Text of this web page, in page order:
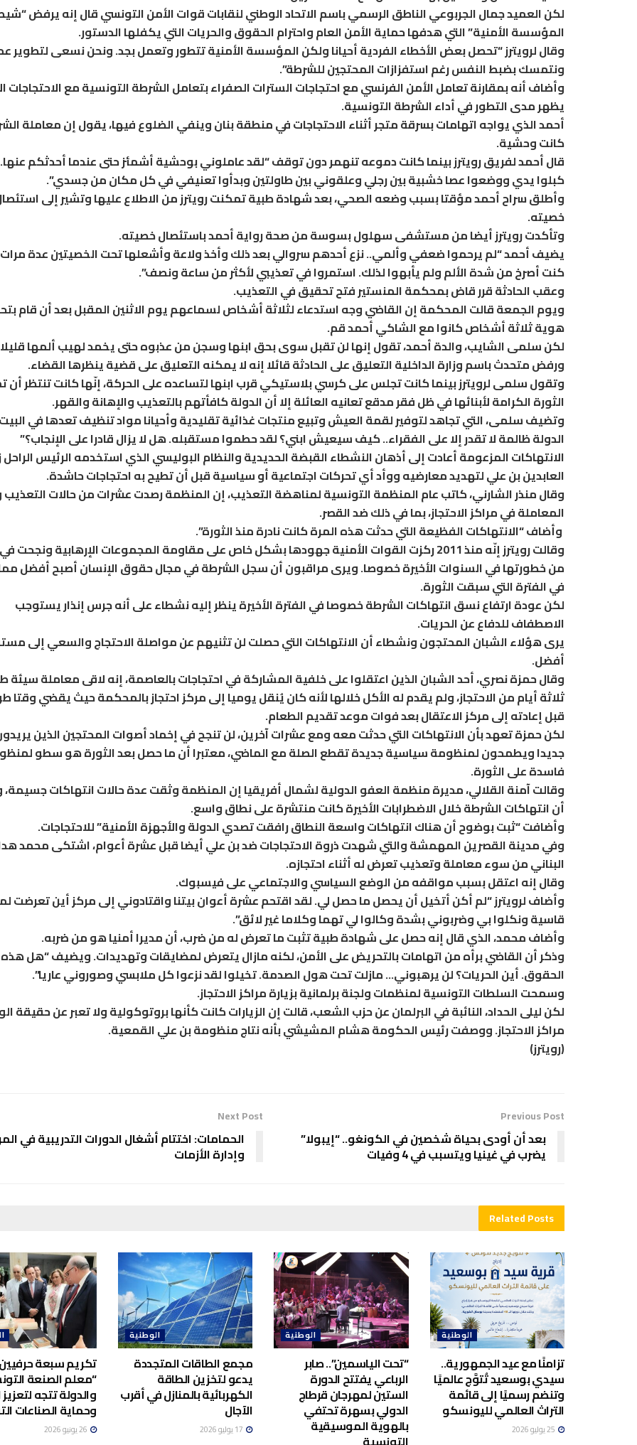
لكن العميد جمال الجربوعي الناطق الرسمي باسم الاتحاد الوطني لنقابات قوات الأمن التونسي قال إنه يرفض
المؤسسة الأمنية” التي هدفها حماية الأمن العام واحترام الحقوق والحريات التي يكفلها الدستور.
وقال لرويترز “تحصل بعض الأخطاء الفردية أحيانا ولكن المؤسسة الأمنية تتطور وتعمل بجد. ونحن نسعى لتطوير
ونتمسك بضبط النفس رغم استفزازات المحتجين للشرطة”.
وأضاف أنه بمقارنة تعامل الأمن الفرنسي مع احتجاجات السترات الصفراء بتعامل الشرطة التونسية مع الاحتجاجات
يظهر مدى التطور في أداء الشرطة التونسية.
أحمد الذي يواجه اتهامات بسرقة متجر أثناء الاحتجاجات في منطقة بنان وينفي الضلوع فيها، يقول إن معاملة
كانت وحشية.
قال أحمد لفريق رويترز بينما كانت دموعه تنهمر دون توقف “لقد عاملوني بوحشية أشمئز حتى عندما أحدثكم
كبلوا يدي ووضعوا عصا خشبية بين رجلي وعلقوني بين طاولتين وبدأوا تعنيفي في كل مكان من جسدي”.
وأطلق سراح أحمد مؤقتا بسبب وضعه الصحي، بعد شهادة طبية تمكنت رويترز من الاطلاع عليها وتشير إلى
خصيته.
وتأكدت رويترز أيضا من مستشفى سهلول بسوسة من صحة رواية أحمد باستئصال خصيته.
يضيف أحمد “لم يرحموا ضعفي وألمي.. نزع أحدهم سروالي بعد ذلك وأخذ ولاعة وأشعلها تحت الخصيتين عدة
كنت أصرخ من شدة الألم ولم يأبهوا لذلك. استمروا في تعذيبي لأكثر من ساعة ونصف”.
وعقب الحادثة قرر قاض بمحكمة المنستير فتح تحقيق في التعذيب.
ويوم الجمعة قالت المحكمة إن القاضي وجه استدعاء لثلاثة أشخاص لسماعهم يوم الاثنين المقبل بعد أن قام
هوية ثلاثة أشخاص كانوا مع الشاكي أحمد قم.
لكن سلمى الشايب، والدة أحمد، تقول إنها لن تقبل سوى بحق ابنها وسجن من عذبوه حتى يخمد لهيب ألمها
ورفض متحدث باسم وزارة الداخلية التعليق على الحادثة قائلا إنه لا يمكنه التعليق على قضية ينظرها القضاء.
وتقول سلمى لرويترز بينما كانت تجلس على كرسي بلاستيكي قرب ابنها لتساعده على الحركة، إنّها كانت تنتظر أن
الثورة الكرامة لأبنائها في ظل فقر مدقع تعانيه العائلة إلا أن الدولة كافأتهم بالتعذيب والإهانة والقهر.
وتضيف سلمى، التي تجاهد لتوفير لقمة العيش وتبيع منتجات غذائية تقليدية وأحيانا مواد تنظيف تعدها في
الدولة ظالمة لا تقدر إلا على الفقراء.. كيف سيعيش ابني؟ لقد حطموا مستقبله. هل لا يزال قادرا على الإنجاب؟”
الانتهاكات المزعومة أعادت إلى أذهان النشطاء القبضة الحديدية والنظام البوليسي الذي استخدمه الرئيس الراحل
العابدين بن علي لتهديد معارضيه ووأد أي تحركات اجتماعية أو سياسية قبل أن تطيح به احتجاجات حاشدة.
وقال منذر الشارني، كاتب عام المنظمة التونسية لمناهضة التعذيب، إن المنظمة رصدت عشرات من حالات
المعاملة في مراكز الاحتجاز، بما في ذلك ضد القصر.
وقالت رويترز إنّه منذ 2011 ركزت القوات الأمنية جهودها بشكل خاص على مقاومة المجموعات الإرهابية ونجحت
من خطورتها في السنوات الأخيرة خصوصا. ويرى مراقبون أن سجل الشرطة في مجال حقوق الإنسان أصبح أفضل
في الفترة التي سبقت الثورة.
لكن عودة ارتفاع نسق انتهاكات الشرطة خصوصا في الفترة الأخيرة ينظر إليه نشطاء على أنه جرس إنذار يستوجب
الاصطفاف للدفاع عن الحريات.
يرى هؤلاء الشبان المحتجون ونشطاء أن الانتهاكات التي حصلت لن تثنيهم عن مواصلة الاحتجاج والسعي إلى
أفضل.
وقال حمزة نصري، أحد الشبان الذين اعتقلوا على خلفية المشاركة في احتجاجات بالعاصمة، إنه لاقى معاملة سيئة
ثلاثة أيام من الاحتجاز، ولم يقدم له الأكل خلالها لأنه كان يُنقل يوميا إلى مركز احتجاز بالمحكمة حيث يقضي وقتا
قبل إعادته إلى مركز الاعتقال بعد فوات موعد تقديم الطعام.
لكن حمزة تعهد بأن الانتهاكات التي حدثت معه ومع عشرات آخرين، لن تنجح في إخماد أصوات المحتجين الذين
جديدا ويطمحون لمنظومة سياسية جديدة تقطع الصلة مع الماضي، معتبرا أن ما حصل بعد الثورة هو سطو
فاسدة على الثورة.
وقالت آمنة القلالي، مديرة منظمة العفو الدولية لشمال أفريقيا إن المنظمة وثقت عدة حالات انتهاكات
أن انتهاكات الشرطة خلال الاضطرابات الأخيرة كانت منتشرة على نطاق واسع.
وأضافت “ثبت بوضوح أن هناك انتهاكات واسعة النطاق رافقت تصدي الدولة والأجهزة الأمنية” للاحتجاجات.
وفي مدينة القصرين المهمشة والتي شهدت ذروة الاحتجاجات ضد بن علي أيضا قبل عشرة أعوام، اشتكى محمد
البناني من سوء معاملة وتعذيب تعرض له أثناء احتجازه.
وقال إنه اعتقل بسبب مواقفه من الوضع السياسي والاجتماعي على فيسبوك.
وأضاف لرويترز “لم أكن أتخيل أن يحصل ما حصل لي. لقد اقتحم عشرة أعوان بيتنا واقتادوني إلى مركز أين تعرضت
قاسية ونكلوا بي وضربوني بشدة وكالوا لي تهما وكلاما غير لائق”.
وأضاف محمد، الذي قال إنه حصل على شهادة طبية تثبت ما تعرض له من ضرب، أن مديرا أمنيا هو من ضربه.
وذكر أن القاضي برأه من اتهامات بالتحريض على الأمن، لكنه مازال يتعرض لمضايقات وتهديدات. ويضيف “هل
الحقوق. أين الحريات؟ لن يرهبوني… مازلت تحت هول الصدمة. تخيلوا لقد نزعوا كل ملابسي وصوروني عاريا”.
وسمحت السلطات التونسية لمنظمات ولجنة برلمانية بزيارة مراكز الاحتجاز.
لكن ليلى الحداد، النائبة في البرلمان عن حزب الشعب، قالت إن الزيارات كانت كأنها بروتوكولية ولا تعبر عن حقيقة
مراكز الاحتجاز. ووصفت رئيس الحكومة هشام المشيشي بأنه نتاج منظومة بن علي القمعية.
(رويترز)
Previous Post
بعد أن أودى بحياة شخصين في الكونغو.. “إيبولا”
يضرب في غينيا ويتسبب في 4 وفيات
Next Post
الحمامات: اختتام أشغال الدورات التدريبية في
وإدارة الأزمات
RelatedPosts
الوطنية
تزامنًا مع عيد الجمهورية..
سيدي بوسعيد تُتوَّج عالميًا
وتنضم رسميًا إلى قائمة
التراث العالمي لليونسكو
الوطنية
“تحت الياسمين”.. صابر
الرباعي يفتتح الدورة
الستين لمهرجان قرطاج
الدولي بسهرة تحتفي
بالهوية الموسيقية
الوطنية
مجمع الطاقات المتجددة
يدعو لتخزين الطاقة
الكهربائية بالمنازل في أقرب
الآجال
تكريم سبعة
“معلم الصنعة
والدولة تتجه لتعزيز
وحماية الصناعات